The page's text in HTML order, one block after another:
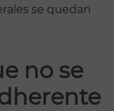
se quedan
no se